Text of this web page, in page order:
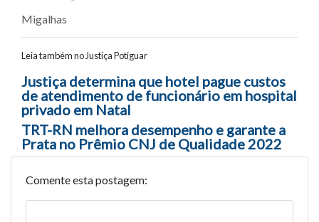
Migalhas
Leia também no Justiça Potiguar
Navegação entre posts
Justiça determina que hotel pague custos
de atendimento de funcionário em hospital
privado em Natal
TRT-RN melhora desempenho e garante a
Prata no Prêmio CNJ de Qualidade 2022
Comente esta postagem: